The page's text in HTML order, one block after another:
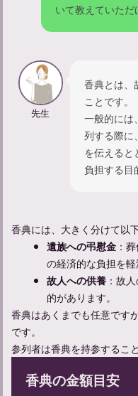
一周忌法要の挨拶マナー：
いて教えていただ
先生
香典とは、
ことです。
一般的には
列する際に
を伝えると
負担する目
香典には、大きく分けて以
遺族への弔慰金 ：
の経済的な負担を軽
故人への供養 ：故
的があります。
香典はあくまでも任意です
です。
参列者は香典を持参するこ
香典の金額目安